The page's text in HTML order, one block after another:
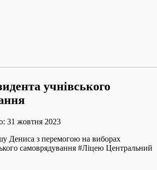
учнівського
31 жовтня 2023
Дениса з перемогою на виборах
самоврядування #Ліцею Центральний